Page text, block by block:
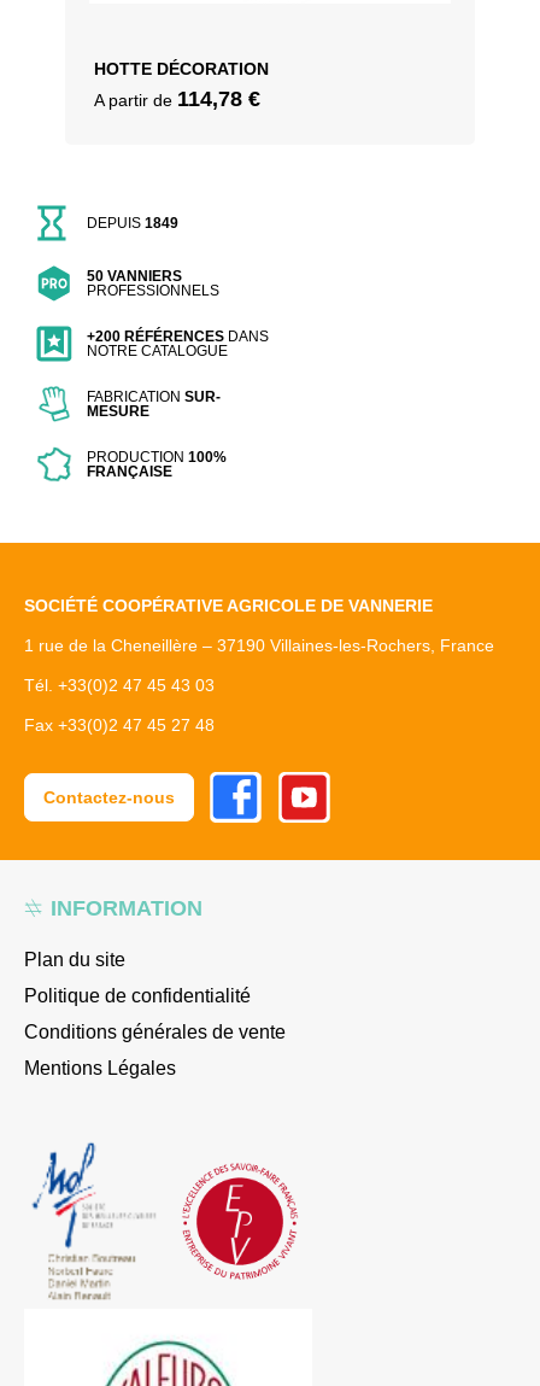
HOTTE DÉCORATION
A partir de 114,78 €
DEPUIS1849
50 VANNIERS
PROFESSIONNELS
+200 RÉFÉRENCES DANS
NOTRE CATALOGUE
FABRICATIONSUR-
MESURE
PRODUCTION100%
FRANÇAISE
INFORMATION
Plan du site
Politique de confidentialité
Conditions générales de vente
Mentions Légales
SOCIÉTÉ COOPÉRATIVE AGRICOLE DE VANNERIE
1 rue de la Cheneillère – 37190 Villaines-les-Rochers, France
Tél. +33(0)2 47 45 43 03
Fax +33(0)2 47 45 27 48
Contactez-nous
FacebookYoutube